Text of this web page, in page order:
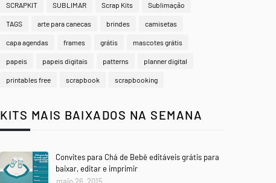
SCRAPKIT SUBLIMAR Scrap Kits Sublimação
TAGS arte para canecas brindes camisetas
capa agendas frames grátis mascotes grátis
papeis papeis digitais patterns planner digital
printables free scrapbook scrapbooking
KITS MAIS BAIXADOS NA SEMANA
Convites para Chá de Bebê editáveis grátis para
baixar, editar e imprimir